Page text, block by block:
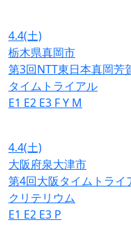
4.4(土)
栃木県真岡市
第3回NTT東日本真岡芳
タイムトライアル
E1 E2 E3 FY M
4.4(土)
大阪府泉大津市
第4回大阪タイムトライ
クリテリウム
E1 E2 E3 P